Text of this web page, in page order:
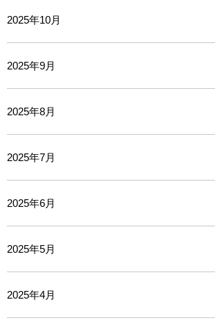
2025年10月
2025年9月
2025年8月
2025年7月
2025年6月
2025年5月
2025年4月